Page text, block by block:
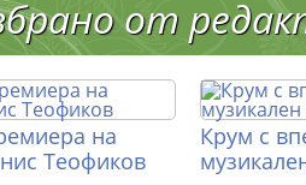
от
на
Теофиков
Крум с